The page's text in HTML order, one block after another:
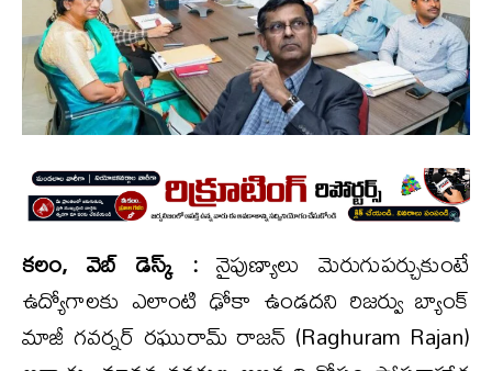
కలం, వెబ్ డెస్క్ :నైపుణ్యాలు మెరుగుప‌ర్చుకుంటే
ఉద్యోగాలకు ఎలాంటి ఢోకా ఉండదని రిజ‌ర్వు బ్యాంక్
మాజీ గ‌వ‌ర్న‌ర్ రఘురామ్ రాజన్ (Raghuram Rajan)